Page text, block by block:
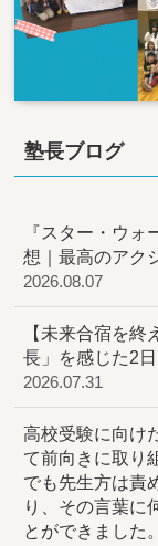
塾長ブログ
『スター・ウ
想｜最高のアク
2026.08.07
【未来合宿を
長」を感じた2
2026.07.31
高校受験に向け
て前向きに取り
でも先生方は責
り、その言葉に
とができました。